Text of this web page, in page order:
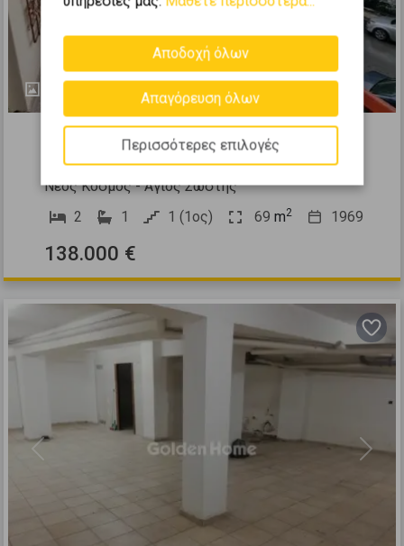
507560
Διαμέρισμα 69τ.μ. προς πώληση
Νέος Κόσμος - Άγιος Σώστης
2
1 1 (1ος) 69 m2 1969
138.000 €
Previous Next
Αποδοχή όλων
Απαγόρευση όλων
Περισσότερες επιλογές